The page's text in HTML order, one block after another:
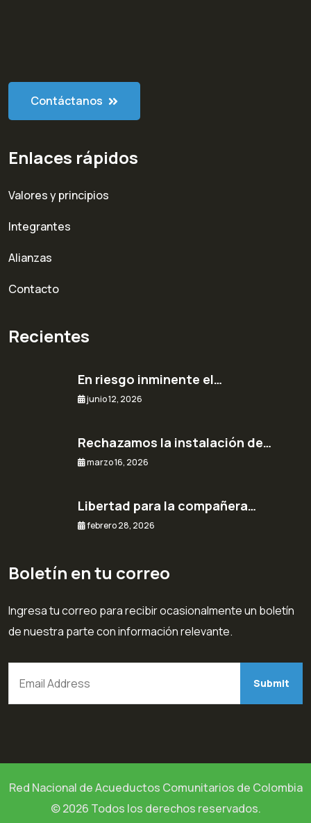
Contáctanos
Enlaces rápidos
Valores y principios
Integrantes
Alianzas
Contacto
Recientes
En riesgo inminente el…
junio 12, 2026
Rechazamos la instalación de…
marzo 16, 2026
Libertad para la compañera…
febrero 28, 2026
Boletín en tu correo
Ingresa tu correo para recibir ocasionalmente un boletín
de nuestra parte con información relevante.
Red Nacional de Acueductos Comunitarios de Colombia
© 2026 Todos los derechos reservados.